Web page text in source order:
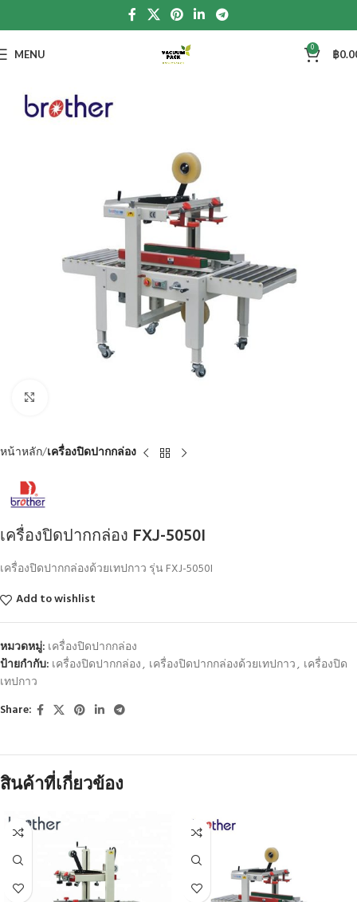
MENU 0 ฿
หน้าหลัก เครื่องปิดปากกล่อง
เครื่องปิดปากกล่อง FXJ-5050I
เครื่องปิดปากกล่องด้วยเทปกาว รุ่น FXJ-5050I
Add to wishlist
หมวดหมู่: เครื่องปิดปากกล่อง
ป้ายกำกับ: เครื่องปิดปากกล่อง, เครื่องปิดปากกล่องด้วยเทปกาว, เครื่องปิด
เทปกาว
Share:
สินค้าที่เกี่ยวข้อง